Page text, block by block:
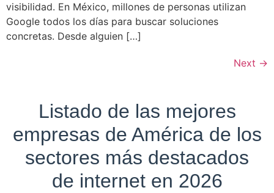
visibilidad. En México, millones de personas utilizan
Google todos los días para buscar soluciones
concretas. Desde alguien […]
Next →
Listado de las mejores
empresas de América de los
sectores más destacados
de internet en 2026